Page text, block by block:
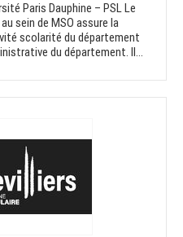
Paris Dauphine – PSL Le
sein de MSO assure la
scolarité du département
du département. Il...